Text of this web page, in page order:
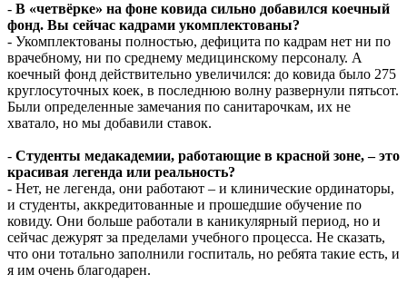
- В «четвёрке» на фоне ковида сильно добавился коечный
фонд. Вы сейчас кадрами укомплектованы?
- Укомплектованы полностью, дефицита по кадрам нет ни по
врачебному, ни по среднему медицинскому персоналу. А
коечный фонд действительно увеличился: до ковида было 275
круглосуточных коек, в последнюю волну развернули пятьсот.
Были определенные замечания по санитарочкам, их не
хватало, но мы добавили ставок.
- Студенты медакадемии, работающие в красной зоне, – это
красивая легенда или реальность?
- Нет, не легенда, они работают – и клинические ординаторы,
и студенты, аккредитованные и прошедшие обучение по
ковиду. Они больше работали в каникулярный период, но и
сейчас дежурят за пределами учебного процесса. Не сказать,
что они тотально заполнили госпиталь, но ребята такие есть, и
я им очень благодарен.